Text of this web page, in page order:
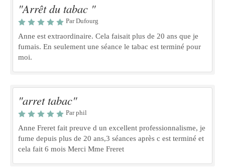
"Arrêt du tabac "
Par Dufourg
Anne est extraordinaire. Cela faisait plus de 20 ans que je
fumais. En seulement une séance le tabac est terminé pour
moi.
"arret tabac"
Par phil
Anne Freret fait preuve d un excellent professionnalisme, je
fume depuis plus de 20 ans,3 séances après c est terminé et
cela fait 6 mois Merci Mme Freret